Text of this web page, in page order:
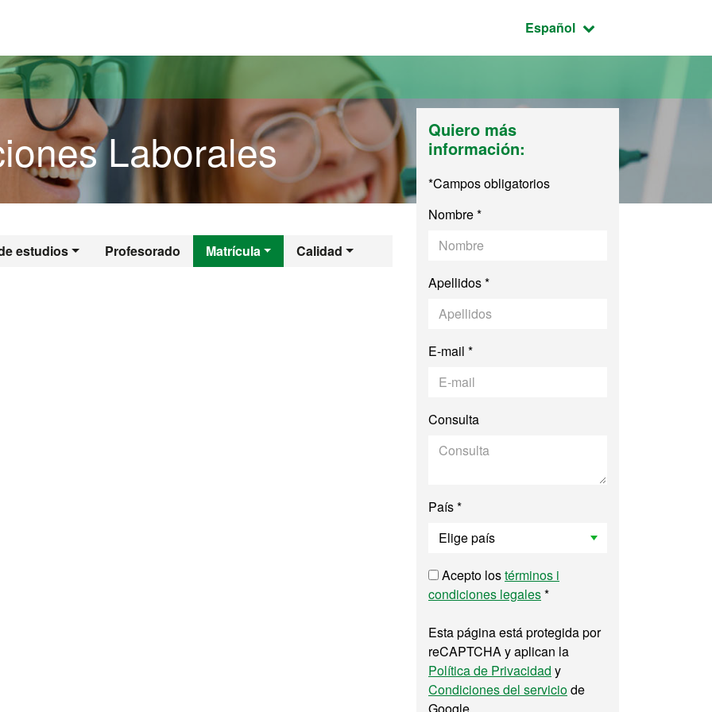
Idioma seleccionado:
Español
Laborales
estudios Profesorado Matrícula Calidad
Laborales
Quiero más
información:
*Campos obligatorios
Nombre *
Apellidos *
E-mail *
Consulta
País *
Acepto lostérminos i
condiciones legales*
Esta página está protegida por
reCAPTCHA y aplican la
Política de Privacidad y
Condiciones del serviciode